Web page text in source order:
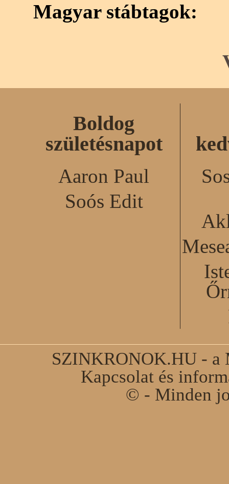
Magyar stábtagok:
Boldog
születésnapot
Aaron Paul
Soós Edit
SZINKRONOK.HU - a
Kapcsolat és
© - Minden